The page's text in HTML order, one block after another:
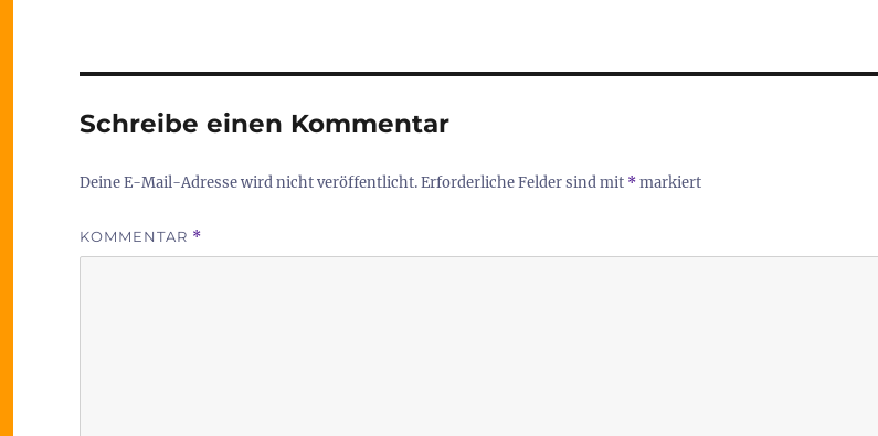
Schreibe einen Kommentar
Deine E-Mail-Adresse wird nicht veröffentlicht.Erforderliche Felder sind mit *markiert
KOMMENTAR *